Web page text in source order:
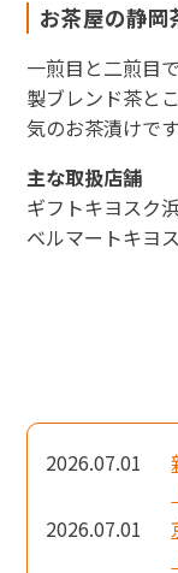
お茶屋の静岡
一煎目と二煎目
製ブレンド茶と
気のお茶漬けで
主な取扱店舗
ギフトキヨスク
ベルマートキヨ
2026.07.01
2026.07.01